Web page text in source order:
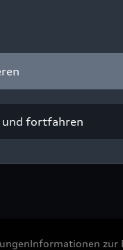
Produktion
Informationen zur
und fortfahren